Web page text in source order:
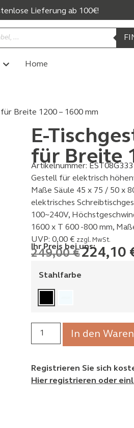
Lieferung ab 100€!
Home
Breite 1200 – 1600 mm
E-
für Breite
Artikelnummer: EST08G333
Gestell für elektrisch
Maße Säule 45 x 75 / 50 x
elektrisches
100~240V,
1600 x T 600 -800 mm,
UVP: 0,00 € zzgl. MwSt.
Ihr Preis bei uns:
249,00€224,10
Stahlfarbe
In den
Registrieren Sie sich
Hier registrieren oder